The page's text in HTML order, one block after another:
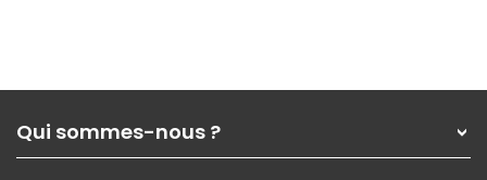
Qui sommes-nous ?